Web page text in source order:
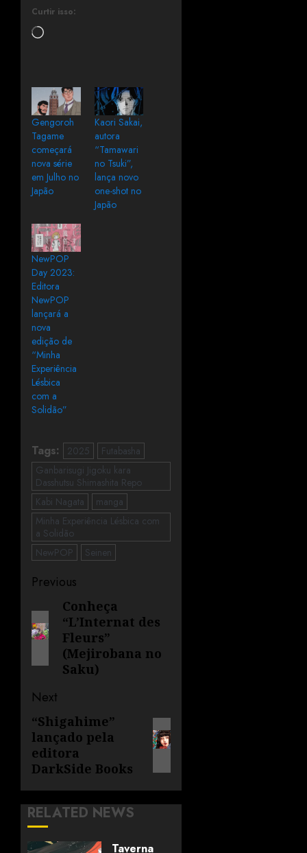
Curtir isso:
Gengoroh
Tagame
começará
nova série
em Julho no
Japão
Kaori Sakai,
autora
“Tamawari
no Tsuki”,
lança novo
one-shot no
Japão
NewPOP
Day 2023:
Editora
NewPOP
lançará a
nova
edição de
“Minha
Experiência
Lésbica
com a
Solidão”
Tags: 2025
Futabasha
Ganbarisugi Jigoku kara
Dasshutsu Shimashita Repo
Kabi Nagata
manga
Minha Experiência Lésbica com
a Solidão
NewPOP
Seinen
Previous
Conheça
“L’Internat des
Fleurs”
(Mejirobana no
Saku)
Next
“Shigahime”
lançado pela
editora
DarkSide Books
RELATED NEWS
Taverna